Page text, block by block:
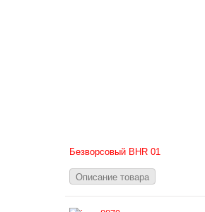
Безворсовый BHR 01
Описание товара